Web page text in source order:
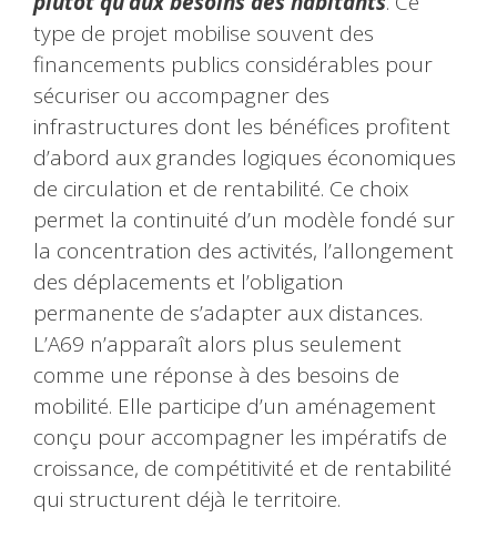
type de projet mobilise souvent des
financements publics considérables pour
sécuriser ou accompagner des
infrastructures dont les bénéfices profitent
d’abord aux grandes logiques économiques
de circulation et de rentabilité. Ce choix
permet la continuité d’un modèle fondé sur
la concentration des activités, l’allongement
des déplacements et l’obligation
permanente de s’adapter aux distances.
L’A69 n’apparaît alors plus seulement
comme une réponse à des besoins de
mobilité. Elle participe d’un aménagement
conçu pour accompagner les impératifs de
croissance, de compétitivité et de rentabilité
qui structurent déjà le territoire.